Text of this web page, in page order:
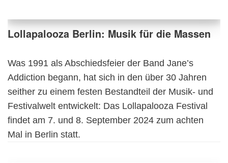
Lollapalooza Berlin: Musik für die Massen
Was 1991 als Abschiedsfeier der Band Jane’s
Addiction begann, hat sich in den über 30 Jahren
seither zu einem festen Bestandteil der Musik- und
Festivalwelt entwickelt: Das Lollapalooza Festival
findet am 7. und 8. September 2024 zum achten
Mal in Berlin statt.